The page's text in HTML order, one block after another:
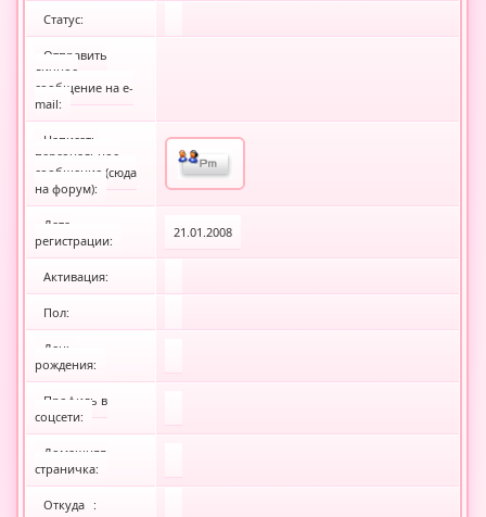
Статус:
Отправить
личное
сообщение на e-
mail:
Написать
персональное
сообщение (сюда
на форум):
Дата
регистрации:
21.01.2008
Активация:
Пол:
День
рождения:
Профиль в
соцсети:
Домашняя
страничка:
Откуда :